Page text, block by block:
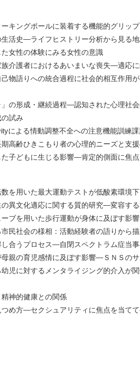
ーキングポールに装着する機能的グリッ
活史―ライフヒストリー分析から見る
女性の体験にみる女性の意識
族介護者におけるあいまいな喪失―適応
己物語りへの統合過程に社会的相互作
」の形成・継続過程―認知された心理社
試み
による情動調整不全への注意機能訓練
高齢ひきこもり者の心理的ニーズと支
た子どもに生じる影響―肯定的側面に焦
を用いた最大運動テストが低酸素環境
の異文化適応に関する質的研究―変容す
ーブを用いた歩行運動が身体に及ぼす影響
民社会の様相：活動経験者の語りから
し合うプロセス―自閉スペクトラム症当
母親の育児感情に及ぼす影響―ＳＮＳの
児に対するメンタライジング的介入が
神的健康との関係
つめ方―セクシュアリティに焦点を当て